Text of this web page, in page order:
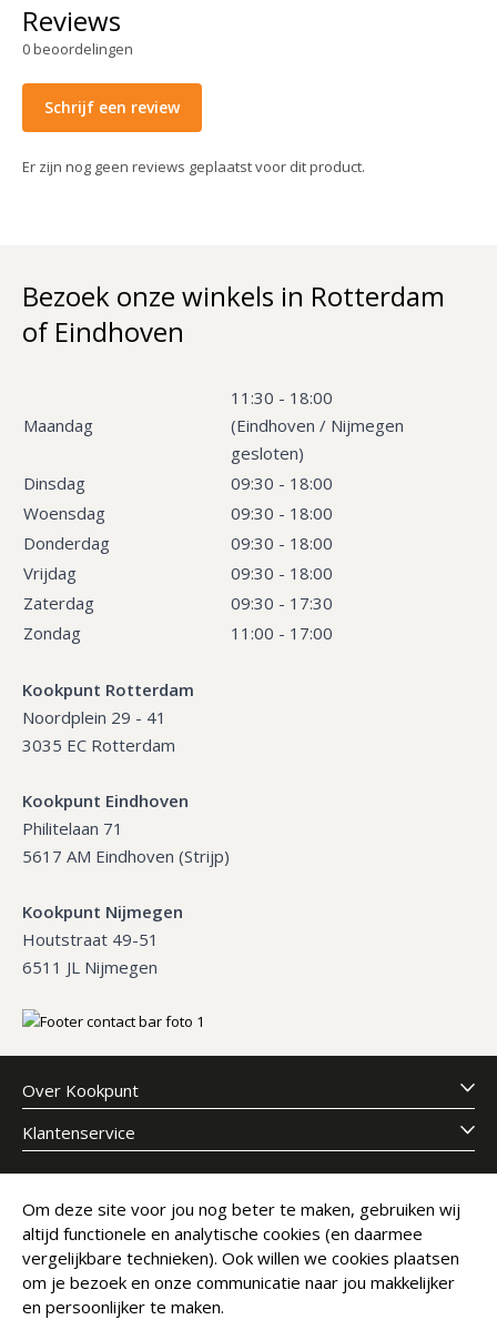
Reviews
0beoordelingen
Schrijf een review
Er zijn nog geen reviews geplaatst voor dit product.
Bezoek onze winkels in Rotterdam
of Eindhoven
Maandag
11:30 - 18:00
(Eindhoven / Nijmegen
gesloten)
Dinsdag
09:30 - 18:00
Woensdag
09:30 - 18:00
Donderdag
09:30 - 18:00
Vrijdag
09:30 - 18:00
Zaterdag
09:30 - 17:30
Zondag
11:00 - 17:00
Kookpunt Rotterdam
Noordplein 29 - 41
3035 EC Rotterdam
Kookpunt Eindhoven
Philitelaan 71
5617 AM Eindhoven (Strijp)
Kookpunt Nijmegen
Houtstraat 49-51
6511 JL Nijmegen
Over Kookpunt
Klantenservice
Meld je aan voor onze nieuwsbrief
E-mailadres
Abonneer
Om deze site voor jou nog beter te maken, gebruiken wij
altijd functionele en analytische cookies (en daarmee
vergelijkbare technieken). Ook willen we cookies plaatsen
om je bezoek en onze communicatie naar jou makkelijker
en persoonlijker te maken.